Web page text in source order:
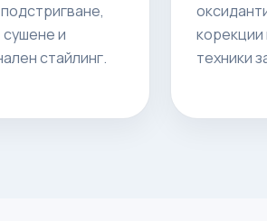
и
стайлинг.
корекции
техники